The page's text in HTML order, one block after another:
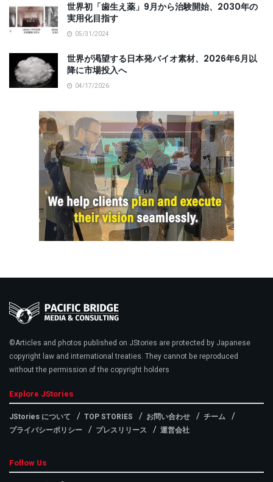
世界初「歯生え薬」9月から治験開始、2030年の
実用化目指す
05/31/2024
世界が渇望する日本発バイオ素材、2026年6月以
降に市場投入へ
04/17/2026
©Articles and photos published on JStories are protected by Japanese
copyright law and international treaties. They cannot be reproduced
without the permission of the copyright holders
Explore JStories
JStories について TOP STORIES お問い合わせ
チーム
プライバシーポリシー
プレスリリース 運営会社
Follow Us